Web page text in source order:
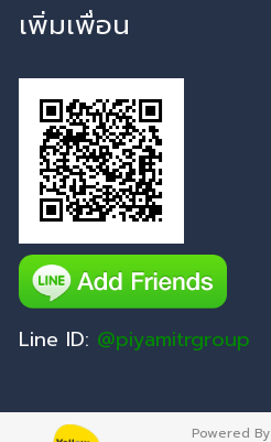
เพิ่มเพื่อน
Line ID: @piyamitrgroup
Powered By